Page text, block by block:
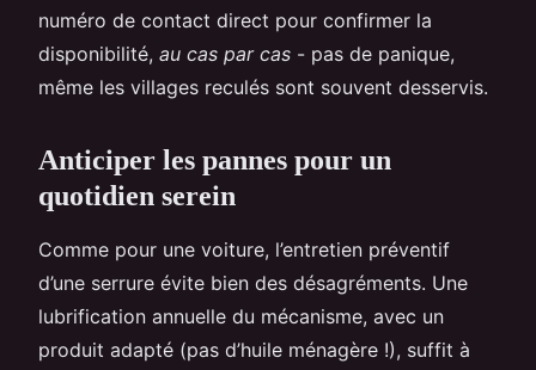
numéro de contact direct pour confirmer la
disponibilité, au cas par cas - pas de panique,
même les villages reculés sont souvent desservis.
Anticiper les pannes pour un
quotidien serein
Comme pour une voiture, l’entretien préventif
d’une serrure évite bien des désagréments. Une
lubrification annuelle du mécanisme, avec un
produit adapté (pas d’huile ménagère !), suffit à